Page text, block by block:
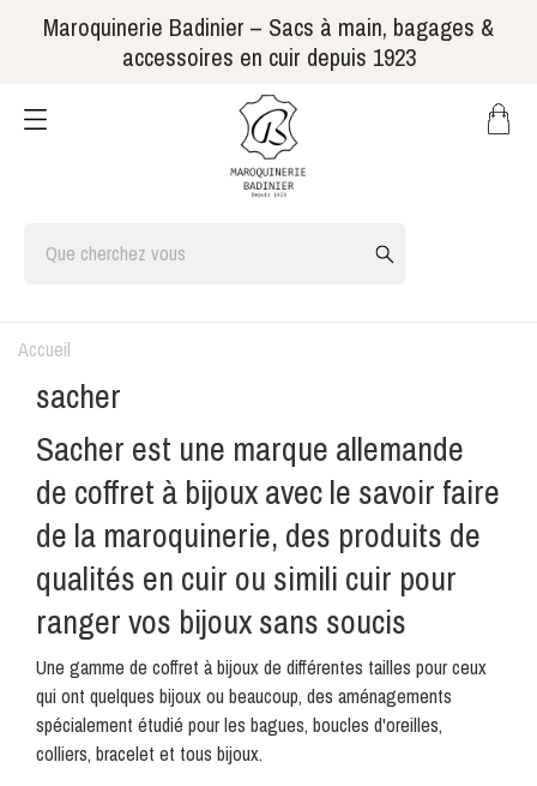
Maroquinerie Badinier – Sacs à main, bagages &
accessoires en cuir depuis 1923
Accueil
sacher
Sacher est une marque allemande
de coffret à bijoux avec le savoir faire
de la maroquinerie, des produits de
qualités en cuir ou simili cuir pour
ranger vos bijoux sans soucis
Une gamme de coffret à bijoux de différentes tailles pour ceux
qui ont quelques bijoux ou beaucoup, des aménagements
spécialement étudié pour les bagues, boucles d'oreilles,
colliers, bracelet et tous bijoux.